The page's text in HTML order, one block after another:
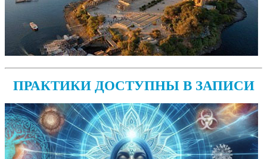
ПРАКТИКИ ДОСТУПНЫ В ЗАПИСИ